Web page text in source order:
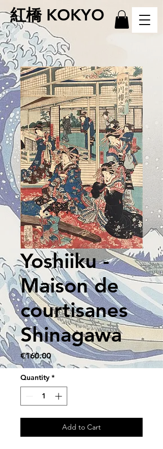
紅橋 KOKYO
Yoshiiku -
Maison de
courtisanes
Shinagawa
€160.00Price
Quantity *
Add to Cart